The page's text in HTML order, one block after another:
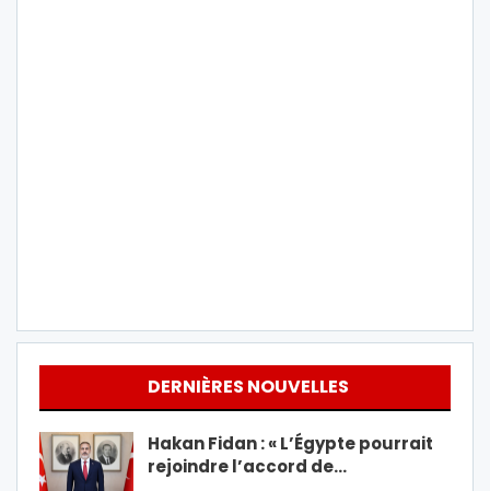
DERNIÈRES NOUVELLES
Hakan Fidan : « L’Égypte pourrait
rejoindre l’accord de…